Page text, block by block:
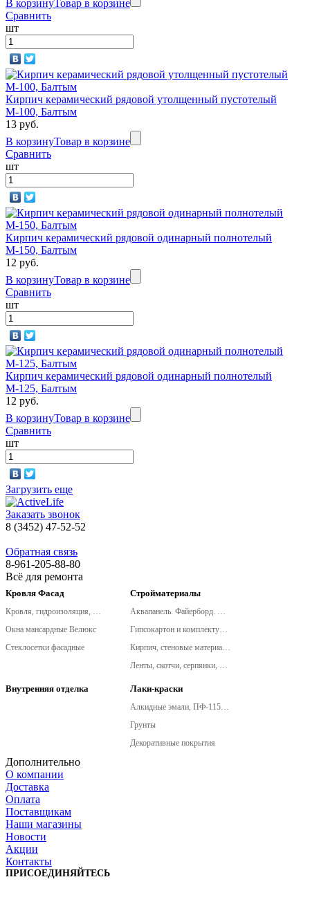
В корзинуТовар в корзине
Сравнить
шт
Кирпич керамический рядовой утолщенный пустотелый
М-100, Балтым
13 руб.
В корзинуТовар в корзине
Сравнить
шт
Кирпич керамический рядовой одинарный полнотелый
М-150, Балтым
12 руб.
В корзинуТовар в корзине
Сравнить
шт
Кирпич керамический рядовой одинарный полнотелый
М-125, Балтым
12 руб.
В корзинуТовар в корзине
Сравнить
шт
Загрузить еще
Заказать звонок
8 (3452) 47-52-52
Обратная связь
8-961-205-88-80
Всё для ремонта
Кровля Фасад
Кровля, гидроизоляция, металлочерепица, сайдинг
Окна мансардные Велюкс
Стеклосетки фасадные
Стройматериалы
Аквапанель. Файерборд. Клинео. (новинки КНАУФ!)
Гипсокартон и комплектующие
Кирпич, стеновые материалы
Ленты, скотчи, серпянки, сетки армировочные
Внутренняя отделка Лаки-краски
Алкидные эмали, ПФ-115, ПФ-266
Грунты
Декоративные покрытия
Дополнительно
О компании
Доставка
Оплата
Поставщикам
Наши магазины
Новости
Акции
Контакты
ПРИСОЕДИНЯЙТЕСЬ